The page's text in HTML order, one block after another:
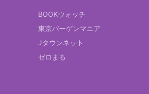
BOOKウォッチ
東京バーゲンマニア
Jタウンネット
ゼロまる